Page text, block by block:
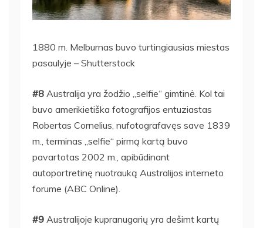
1880 m. Melburnas buvo turtingiausias miestas
pasaulyje – Shutterstock
#8 Australija yra žodžio „selfie“ gimtinė. Kol tai
buvo amerikietiška fotografijos entuziastas
Robertas Cornelius, nufotografavęs save 1839
m., terminas „selfie“ pirmą kartą buvo
pavartotas 2002 m., apibūdinant
autoportretinę nuotrauką Australijos interneto
forume (ABC Online).
#9 Australijoje kupranugarių yra dešimt kartų